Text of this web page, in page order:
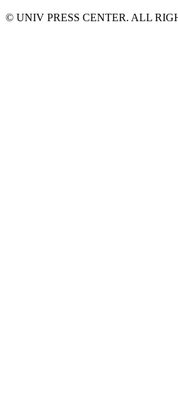
© UNIV PRESS CENTER. ALL